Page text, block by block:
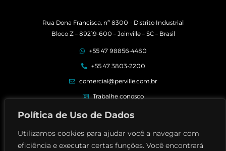
Política de Uso de Dados
Utilizamos cookies para ajudar você a navegar com
eficiência e executar certas funções. Você encontrará
Rua Dona Francisca, nº 8300 – Distrito Industrial
Bloco Z – 89219-600 – Joinville – SC – Brasil
+55 47 98856-4480
+55 47 3803-2200
comercial@perville.com.br
Trabalhe conosco
Seja um fornecedor